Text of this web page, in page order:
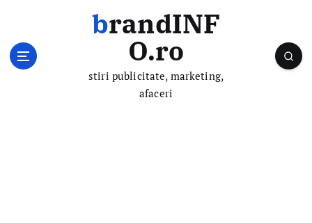
brandINF
O.ro
stiri publicitate, marketing,
afaceri